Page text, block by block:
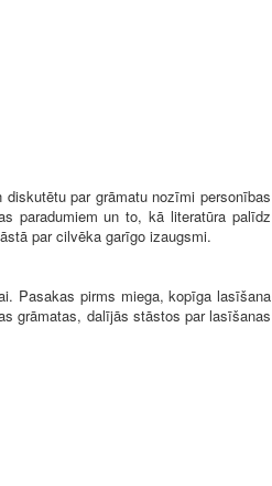
par grāmatu nozīmi personības
paradumiem un to, kā literatūra palīdz
par cilvēka garīgo izaugsmi.
Pasakas pirms miega, kopīga lasīšana
grāmatas, dalījās stāstos par lasīšanas